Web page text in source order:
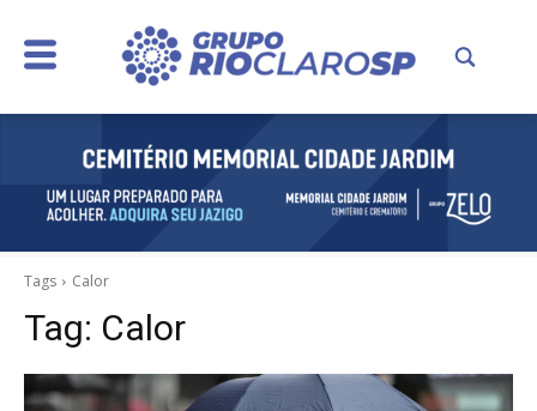
Tags Calor
Tag: Calor